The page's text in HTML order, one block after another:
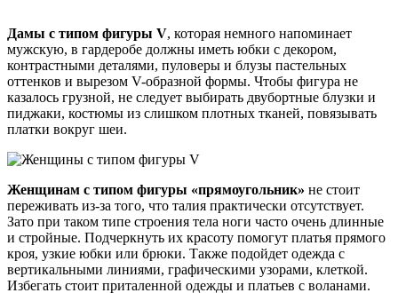
Дамы с типом фигуры V, которая немного напоминает
мужскую, в гардеробе должны иметь юбки с декором,
контрастными деталями, пуловеры и блузы пастельных
оттенков и вырезом V-образной формы. Чтобы фигура не
казалось грузной, не следует выбирать двубортные блузки и
пиджаки, костюмы из слишком плотных тканей, повязывать
платки вокруг шеи.
Женщинам с типом фигуры «прямоугольник» не стоит
переживать из-за того, что талия практически отсутствует.
Зато при таком типе строения тела ноги часто очень длинные
и стройные. Подчеркнуть их красоту помогут платья прямого
кроя, узкие юбки или брюки. Также подойдет одежда с
вертикальными линиями, графическими узорами, клеткой.
Избегать стоит приталенной одежды и платьев с воланами.